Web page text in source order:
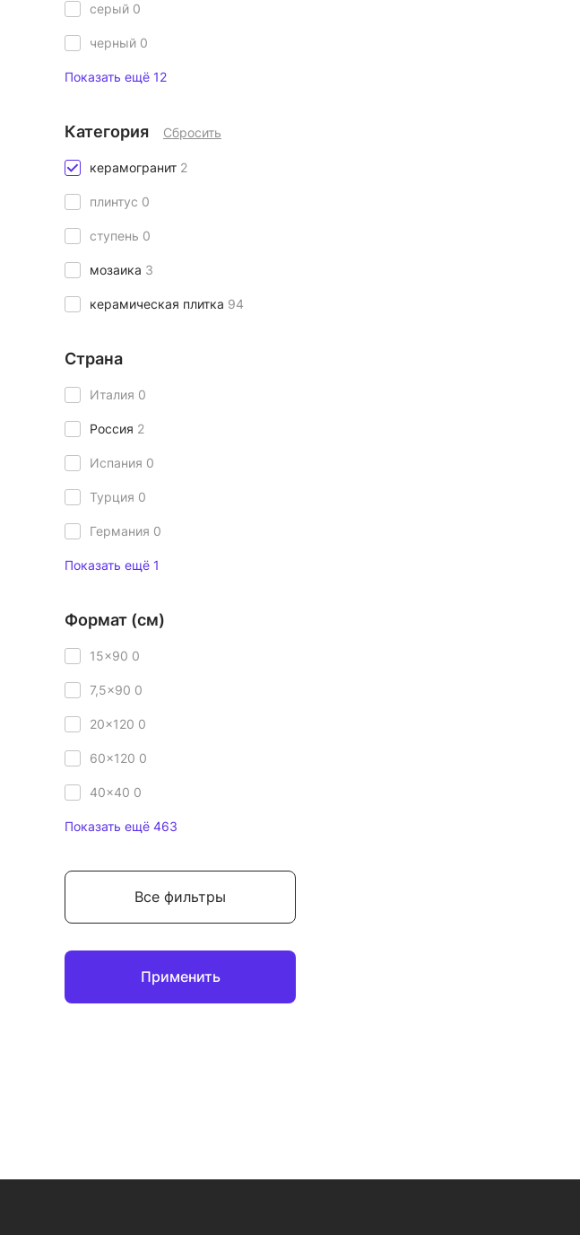
серый 0
черный 0
Показать ещё 12
Категория Сбросить
керамогранит 2
плинтус 0
ступень 0
мозаика 3
керамическая плитка 94
Страна
Италия 0
Россия 2
Испания 0
Турция 0
Германия 0
Показать ещё 1
Формат (см)
15x90 0
7,5x90 0
20x120 0
60x120 0
40x40 0
Показать ещё 463
Все фильтры
Применить